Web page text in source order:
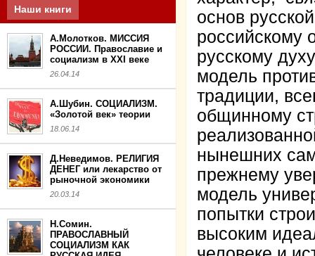
Наши книги
А.Молотков. МИССИЯ
РОССИИ. Православие и
социализм в XXI веке
26.04.14
А.Шубин. СОЦИАЛИЗМ.
«Золотой век» теории
18.06.14
Д.Неведимов. РЕЛИГИЯ
ДЕНЕГ или лекарство от
рыночной экономики
20.03.14
Н.Сомин.
ПРАВОСЛАВНЫЙ
СОЦИАЛИЗМ КАК
основ
российскому
русскому
модель
традиции,
общинному
нынешних
прежнему
модель
попытки
высоким